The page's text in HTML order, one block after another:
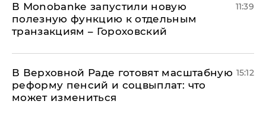
В Мonobankе запустили новую
полезную функцию к отдельным
транзакциям – Гороховский
11:39
В Верховной Раде готовят масштабную
реформу пенсий и соцвыплат: что
может измениться
15:12